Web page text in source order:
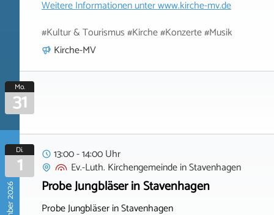
Weitere Informationen unterwww.kirche-mv.de
#Kultur & Tourismus #Kirche #Konzerte #Musik
Kirche-MV
Mo.
31
Di.
1
13:00 - 14:00 Uhr
Ev.-Luth. KirchengemeindeinStavenhagen
Probe Jungbläser in Stavenhagen
Probe Jungbläser in Stavenhagen